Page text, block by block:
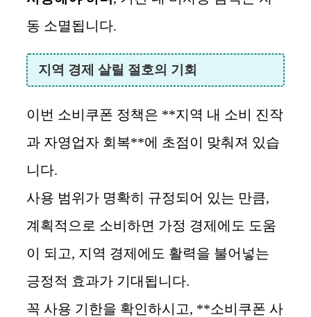
동 소멸됩니다.
지역 경제 살릴 절호의 기회
이번 소비쿠폰 정책은 **지역 내 소비 진작
과 자영업자 회복**에 초점이 맞춰져 있습
니다.
사용 범위가 명확히 규정되어 있는 만큼,
계획적으로 소비하면 가정 경제에도 도움
이 되고, 지역 경제에도 활력을 불어넣는
긍정적 효과가 기대됩니다.
꼭 사용 기한을 확인하시고, **소비쿠폰 사